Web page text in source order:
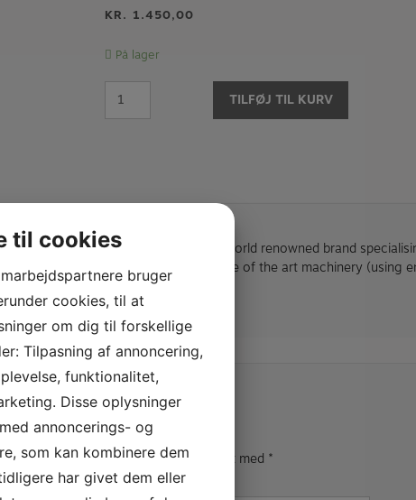
KR. 1.450,00
På lager
B44
TILFØJ TIL KURV
Van Doren, Vandoren Paris are a world renowned brand
combine innovative designs with state of the art machinery (using
ikke nogle anmeldelser.
“Vandoren B44 Bas Klarinet”
publiceret. Krævede felter er markeret med *
Din anmeldelse*
til cookies
bruger
cookies, til at
om dig til forskellige
Tilpasning af annoncering,
funktionalitet,
Disse oplysninger
annoncerings- og
som kan kombinere dem
har givet dem eller